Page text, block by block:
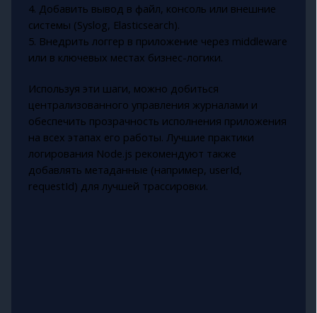
4. Добавить вывод в файл, консоль или внешние
системы (Syslog, Elasticsearch).
5. Внедрить логгер в приложение через middleware
или в ключевых местах бизнес-логики.
Используя эти шаги, можно добиться
централизованного управления журналами и
обеспечить прозрачность исполнения приложения
на всех этапах его работы. Лучшие практики
логирования Node.js рекомендуют также
добавлять метаданные (например, userId,
requestId) для лучшей трассировки.